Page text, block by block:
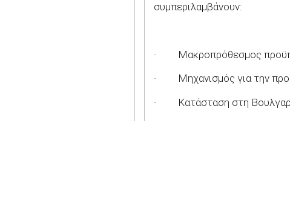
συμπεριλαμβάνουν:
· Μακροπρόθεσμος
· Μηχανισμός για την
· Κατάσταση στη